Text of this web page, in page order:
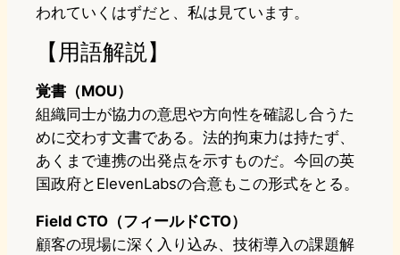
われていくはずだと、私は見ています。
【用語解説】
覚書（MOU）
組織同士が協力の意思や方向性を確認し合うた
めに交わす文書である。法的拘束力は持たず、
あくまで連携の出発点を示すものだ。今回の英
国政府とElevenLabsの合意もこの形式をとる。
Field CTO（フィールドCTO）
顧客の現場に深く入り込み、技術導入の課題解